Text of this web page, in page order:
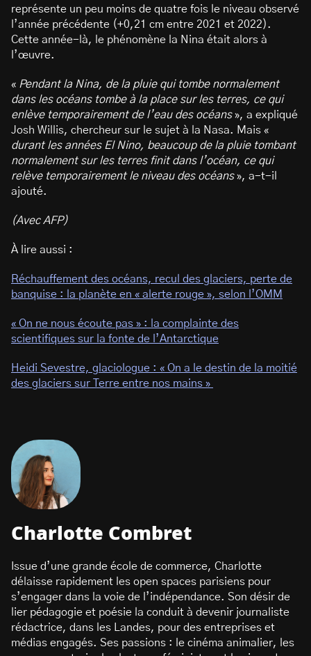
représente un peu moins de quatre fois le niveau observé
l’année précédente (+0,21 cm entre 2021 et 2022).
Cette année-là, le phénomène la Nina était alors à
l’œuvre.
« Pendant la Nina, de la pluie qui tombe normalement
dans les océans tombe à la place sur les terres, ce qui
enlève temporairement de l’eau des océans», a expliqué
Josh Willis, chercheur sur le sujet à la Nasa. Mais «
durant les années El Nino, beaucoup de la pluie tombant
normalement sur les terres finit dans l’océan, ce qui
relève temporairement le niveau des océans», a-t-il
ajouté.
(Avec AFP)
À lire aussi :
Réchauffement des océans, recul des glaciers, perte de
banquise : la planète en « alerte rouge », selon l’OMM
« On ne nous écoute pas » : la complainte des
scientifiques sur la fonte de l’Antarctique
Heidi Sevestre, glaciologue : « On a le destin de la moitié
des glaciers sur Terre entre nos mains »
Charlotte Combret
Issue d’une grande école de commerce, Charlotte
délaisse rapidement les open spaces parisiens pour
s’engager dans la voie de l’indépendance. Son désir de
lier pédagogie et poésie la conduit à devenir journaliste
rédactrice, dans les Landes, pour des entreprises et
médias engagés. Ses passions : le cinéma animalier, les